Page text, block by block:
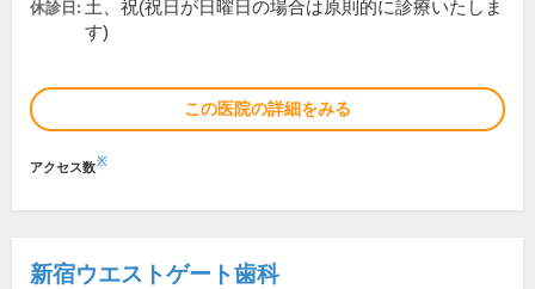
休診日: 土、祝(祝日が日曜日の場合は原則的に診療いたしま
す)
この医院の詳細をみる
アクセス数※
新宿ウエストゲート歯科